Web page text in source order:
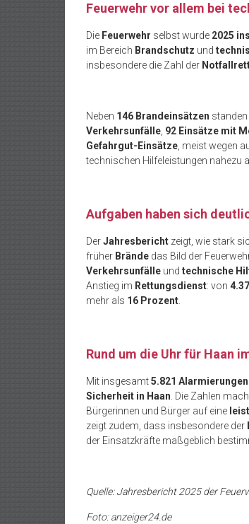
Feuerwehr vor allem bei
Die Feuerwehr selbst wurde 2025
im Bereich Brandschutz und
insbesondere die Zahl der
Neben 146 Brandeinsätzen
Verkehrsunfälle, 92 Einsätze mit
Gefahrgut-Einsätze, meist wegen
technischen Hilfeleistungen nahezu
Aufgaben haben sich
DerJahresbericht zeigt, wie stark
früher Brände das Bild der
Verkehrsunfälle und technische
Anstieg im Rettungsdienst: von
mehr als 16 Prozent.
Rund um die Uhr für Haan
Mit insgesamt5.821 Alarmierungen
Sicherheit in Haan. Die Zahlen
Bürgerinnen und Bürger auf eine
zeigt zudem, dass insbesondere der
der Einsatzkräfte maßgeblich
Quelle: Jahresbericht 2025 der
Foto: anzeiger24.de